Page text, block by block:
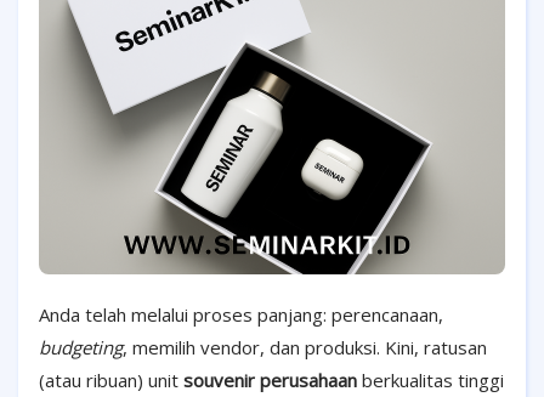
Anda telah melalui proses panjang: perencanaan,
budgeting, memilih vendor, dan produksi. Kini, ratusan
(atau ribuan) unit souvenir perusahaan berkualitas tinggi